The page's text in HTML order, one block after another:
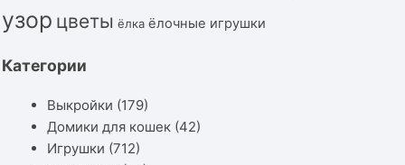
узор цветы ёлка ёлочные игрушки
Категории
Выкройки (179)
Домики для кошек (42)
Игрушки (712)